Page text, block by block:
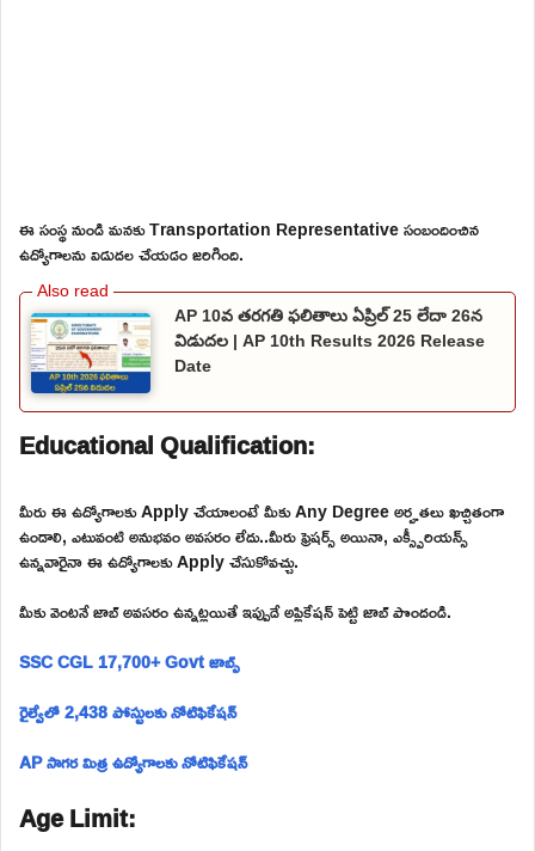
ఈ సంస్థ నుండి మనకు Transportation Representative సంబందించిన
ఉద్యోగాలను విడుదల చేయడం జరిగింది.
AP 10వ తరగతి ఫలితాలు ఏప్రిల్ 25 లేదా 26న
విడుదల | AP 10th Results 2026 Release
Date
Educational Qualification:
మీరు ఈ ఉద్యోగాలకు Apply చేయాలంటే మీకు Any Degree అర్హతలు ఖచ్చితంగా
ఉండాలి, ఎటువంటి అనుభవం అవసరం లేదు..మీరు ఫ్రెషర్స్ అయినా, ఎక్స్పీరియన్స్
ఉన్నవారైనా ఈ ఉద్యోగాలకు Apply చేసుకోవచ్చు.
మీకు వెంటనే జాబ్ అవసరం ఉన్నట్లయితే ఇప్పుడే అప్లికేషన్ పెట్టి జాబ్ పొందండి.
SSC CGL 17,700+ Govt జాబ్స్
రైల్వేలో 2,438 పోస్టులకు నోటిఫికేషన్
AP సాగర మిత్ర ఉద్యోగాలకు నోటిఫికేషన్
Age Limit: